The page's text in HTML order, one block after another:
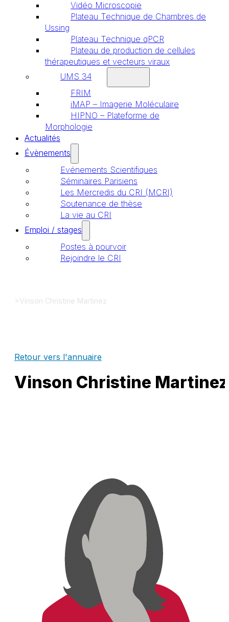
Vidéo Microscopie
Plateau Technique de Chambres de
Ussing
Plateau Technique qPCR
Plateau de production de cellules
thérapeutiques et vecteurs viraux
UMS 34
FRIM
iMAP – Imagerie Moléculaire
HIPNO – Plateforme de
Morphologie
Actualités
Évènements
Evénements Scientifiques
Séminaires Parisiens
Les Mercredis du CRI (MCRI)
Soutenance de thèse
La vie au CRI
Emploi / stages
Postes à pourvoir
Rejoindre le CRI
>Vinson Christine Martinez
Retour vers l'annuaire
Vinson Christine Martinez